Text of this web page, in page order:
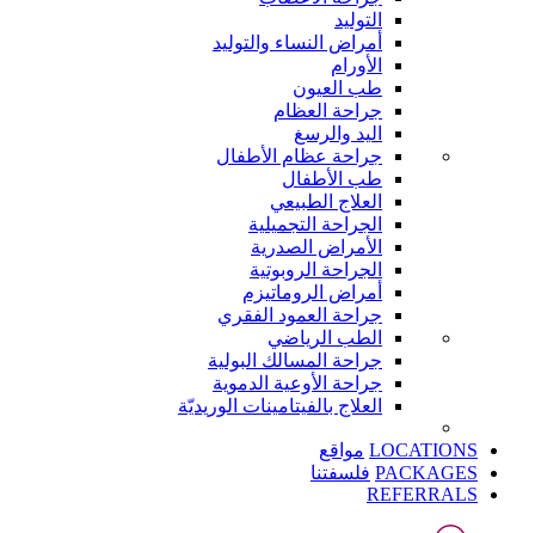
التوليد
أمراض النساء والتوليد
الأورام
طب العيون
جراحة العظام
اليد والرسغ
جراحة عظام الأطفال
طب الأطفال
العلاج الطبيعي
الجراحة التجميلية
الأمراض الصدرية
الجراحة الروبوتية
أمراض الروماتيزم
جراحة العمود الفقري
الطب الرياضي
جراحة المسالك البولية
جراحة الأوعية الدموية
العلاج بالفيتامينات الوريديّة
LOCATIONS مواقع
PACKAGES فلسفتنا
REFERRALS